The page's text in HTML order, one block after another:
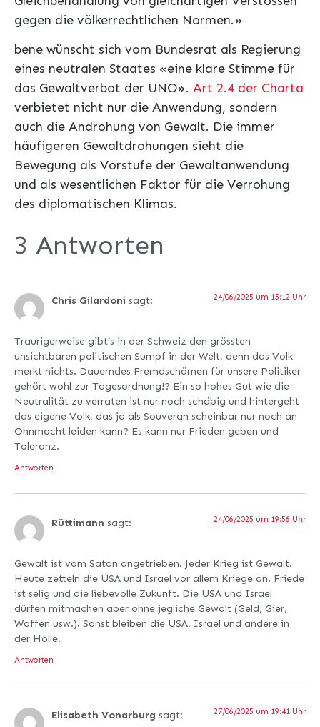
gegen die völkerrechtlichen Normen.»
bene wünscht sich vom Bundesrat als Regierung
eines neutralen Staates «eine klare Stimme für
das Gewaltverbot der UNO». Art 2.4 der Charta
verbietet nicht nur die Anwendung, sondern
auch die Androhung von Gewalt. Die immer
häufigeren Gewaltdrohungen sieht die
Bewegung als Vorstufe der Gewaltanwendung
und als wesentlichen Faktor für die ­Verrohung
des diplomatischen Klimas.
3 Antworten
Chris Gilardoni sagt: 24/06/2025 um 15:12 Uhr
Traurigerweise gibt’s in der Schweiz den grössten
unsichtbaren politischen Sumpf in der Welt, denn das Volk
merkt nichts. Dauerndes Fremdschämen für unsere Politiker
gehört wohl zur Tagesordnung!? Ein so hohes Gut wie die
Neutralität zu verraten ist nur noch schäbig und hintergeht
das eigene Volk, das ja als Souverän scheinbar nur noch an
Ohnmacht leiden kann? Es kann nur Frieden geben und
Toleranz.
Antworten
Rüttimann sagt: 24/06/2025 um 19:56 Uhr
Gewalt ist vom Satan angetrieben. Jeder Krieg ist Gewalt.
Heute zetteln die USA und Israel vor allem Kriege an. Friede
ist selig und die liebevolle Zukunft. Die USA und Israel
dürfen mitmachen aber ohne jegliche Gewalt (Geld, Gier,
Waffen usw.). Sonst bleiben die USA, Israel und andere in
der Hölle.
Antworten
Elisabeth Vonarburg sagt: 27/06/2025 um 19:41 Uhr